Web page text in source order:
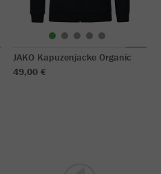
JAKO Kapuzenjacke Organic
49,00 €